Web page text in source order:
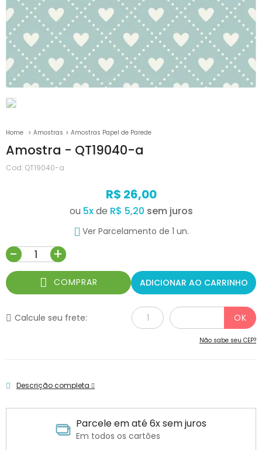
Amostras Amostras Papel de Parede
Amostra - QT19040-a
Cod: QT19040-a
R$ 26,00
ou 5xde R$ 5,20
Ver Parcelamento de 1 un.
- +
COMPRAR ADICIONAR AO CARRINHO
Calcule seu frete:
Não sabe seu CEP?
Descrição completa
Parcele em até 6x sem juros
Em todos os cartões